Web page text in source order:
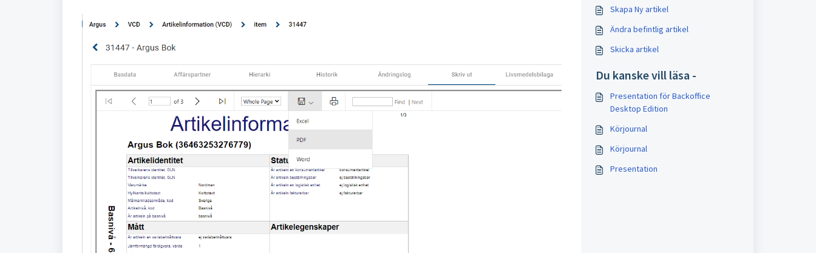
Skapa Ny artikel
Ändra befintlig artikel
Skicka artikel
Du kanske vill läsa -
Presentation för Backoffice
Desktop Edition
Körjournal
Körjournal
Presentation